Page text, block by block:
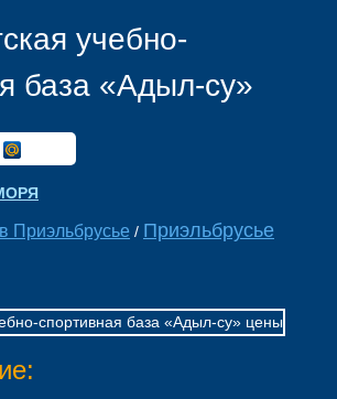
учебно-
база «Адыл-су»
Приэльбрусье / Приэльбрусье